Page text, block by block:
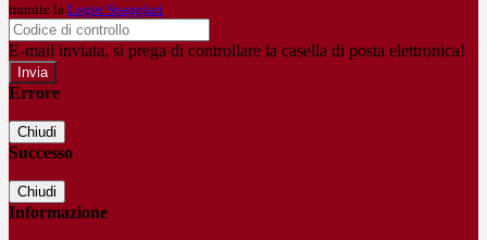
tramite la Login Spaggiari
E-mail inviata, si prega di controllare la casella di posta elettronica!
Errore
Chiudi
Successo
Chiudi
Informazione